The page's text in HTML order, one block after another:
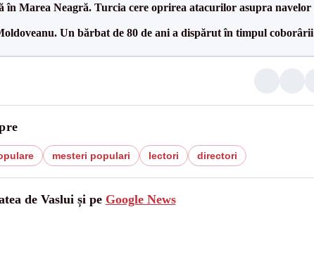
în Marea Neagră. Turcia cere oprirea atacurilor asupra navelor
Un bărbat de 80 de ani a dispărut în timpul coborârii
mesteri populari lectori directori
de Vaslui și pe Google News